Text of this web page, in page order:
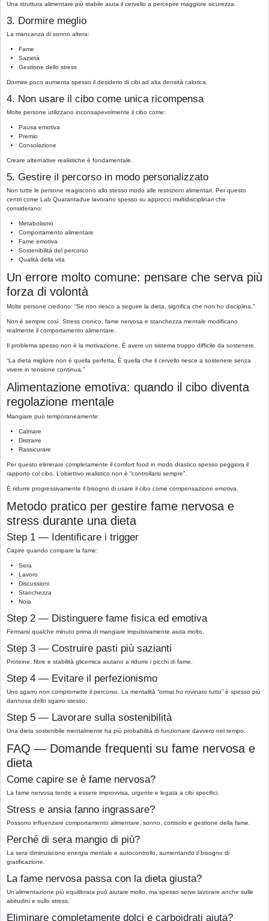
Una struttura alimentare più stabile aiuta il cervello a percepire maggiore sicurezza.
3. Dormire meglio
La mancanza di sonno altera:
Fame
Sazietà
Gestione dello stress
Dormire poco aumenta spesso il desiderio di cibi ad alta densità calorica.
4. Non usare il cibo come unica ricompensa
Molte persone utilizzano inconsapevolmente il cibo come:
Pausa emotiva
Premio
Consolazione
Creare alternative realistiche è fondamentale.
5. Gestire il percorso in modo personalizzato
Non tutte le persone reagiscono allo stesso modo alle restrizioni alimentari. Per questo
centri come Lab Quarantadue lavorano spesso su approcci multidisciplinari che
considerano:
Metabolismo
Comportamento alimentare
Fame emotiva
Sostenibilità del percorso
Qualità della vita
Un errore molto comune: pensare che serva più
forza di volontà
Molte persone credono: “Se non riesco a seguire la dieta, significa che non ho disciplina.”
Non è sempre così. Stress cronico, fame nervosa e stanchezza mentale modificano
realmente il comportamento alimentare.
Il problema spesso non è la motivazione. È avere un sistema troppo difficile da sostenere.
“La dieta migliore non è quella perfetta. È quella che il cervello riesce a sostenere senza
vivere in tensione continua.”
Alimentazione emotiva: quando il cibo diventa
regolazione mentale
Mangiare può temporaneamente:
Calmare
Distrarre
Rassicurare
Per questo eliminare completamente il comfort food in modo drastico spesso peggiora il
rapporto col cibo. L’obiettivo realistico non è “controllarsi sempre”.
È ridurre progressivamente il bisogno di usare il cibo come compensazione emotiva.
Metodo pratico per gestire fame nervosa e
stress durante una dieta
Step 1 — Identificare i trigger
Capire quando compare la fame:
Sera
Lavoro
Discussioni
Stanchezza
Noia
Step 2 — Distinguere fame fisica ed emotiva
Fermarsi qualche minuto prima di mangiare impulsivamente aiuta molto.
Step 3 — Costruire pasti più sazianti
Proteine, fibre e stabilità glicemica aiutano a ridurre i picchi di fame.
Step 4 — Evitare il perfezionismo
Uno sgarro non compromette il percorso. La mentalità “ormai ho rovinato tutto” è spesso più
dannosa dello sgarro stesso.
Step 5 — Lavorare sulla sostenibilità
Una dieta sostenibile mentalmente ha più probabilità di funzionare davvero nel tempo.
FAQ — Domande frequenti su fame nervosa e
dieta
Come capire se è fame nervosa?
La fame nervosa tende a essere improvvisa, urgente e legata a cibi specifici.
Stress e ansia fanno ingrassare?
Possono influenzare comportamento alimentare, sonno, cortisolo e gestione della fame.
Perché di sera mangio di più?
La sera diminuiscono energia mentale e autocontrollo, aumentando il bisogno di
gratificazione.
La fame nervosa passa con la dieta giusta?
Un’alimentazione più equilibrata può aiutare molto, ma spesso serve lavorare anche sulle
abitudini e sullo stress.
Eliminare completamente dolci e carboidrati aiuta?